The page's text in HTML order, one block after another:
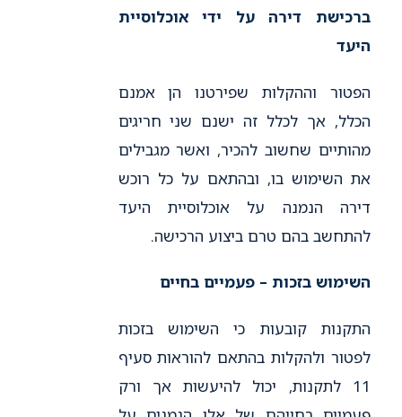
ברכישת דירה על ידי אוכלוסיית
היעד
הפטור וההקלות שפירטנו הן אמנם
הכלל, אך לכלל זה ישנם שני חריגים
מהותיים שחשוב להכיר, ואשר מגבילים
את השימוש בו, ובהתאם על כל רוכש
דירה הנמנה על אוכלוסיית היעד
להתחשב בהם טרם ביצוע הרכישה.
השימוש בזכות – פעמיים בחיים
התקנות קובעות כי השימוש בזכות
לפטור ולהקלות בהתאם להוראות סעיף
11 לתקנות, יכול להיעשות אך ורק